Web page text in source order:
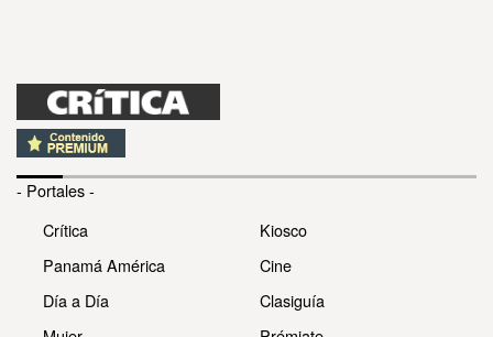
- Portales -
Crítica
Panamá América
Día a Día
Kiosco
Cine
Clasiguía